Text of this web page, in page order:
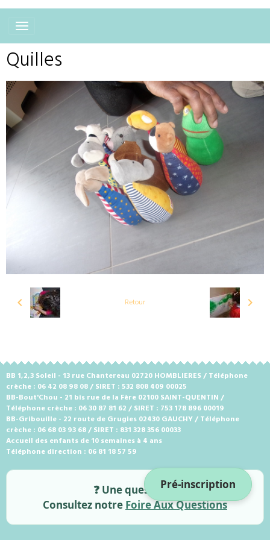
Pré-inscription
Quilles
Retour
BB 1,2,3 Soleil - 13 rue Chantereau 02720 HOMBLIERES / Téléphone
crèche : 06 42 08 98 08 / SIRET : 532 808 409 00025
BB-Bout'Chou - 21 bis rue de la Fère 02100 SAINT-QUENTIN /
Téléphone crèche : 06 30 87 81 62 / SIRET : 753 178 896 00019
BB-Gribouille - 22 route de Grugies 02430 GAUCHY / Téléphone
crèche : 06 68 03 93 68 / SIRET : 831 328 356 00033
Accueil des enfants de 10 semaines à 4 ans
Téléphone direction : 06 81 18 57 59
❓ Une question ?
Consultez notre Foire Aux Questions